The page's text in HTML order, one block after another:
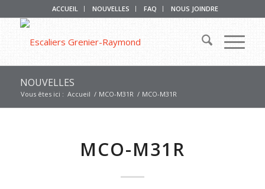
ACCUEIL NOUVELLES FAQ NOUS JOINDRE
NOUVELLES
Vous êtes ici : Accueil / MCO-M31R / MCO-M31R
MCO-M31R